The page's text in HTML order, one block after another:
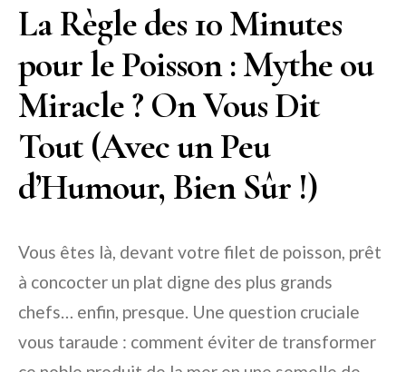
La Règle des 10 Minutes
pour le Poisson : Mythe ou
Miracle ? On Vous Dit
Tout (Avec un Peu
d’Humour, Bien Sûr !)
Vous êtes là, devant votre filet de poisson, prêt
à concocter un plat digne des plus grands
chefs… enfin, presque. Une question cruciale
vous taraude : comment éviter de transformer